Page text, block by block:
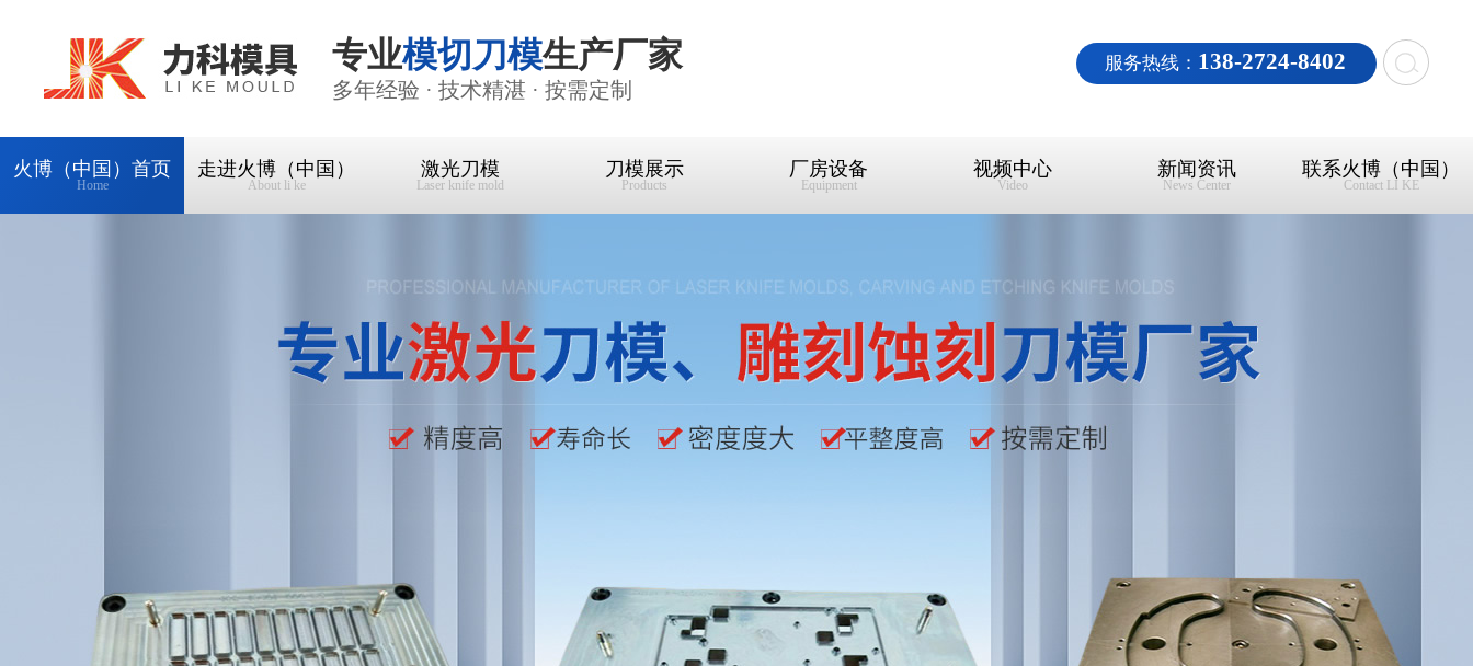
专业模切刀模生产厂家
多年经验 · 技术精湛 · 按需定制
服务热线： 138-2724-8402
火博（中国）首页
Home
走进火博（中国）
About li ke
激光刀模
Laser knife mold
刀模展示
Products
厂房设备
Equipment
视频中心
Video
新闻资讯
News Center
联系火博（中国）
Contact LI KE